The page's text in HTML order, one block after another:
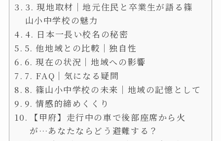
3. 現地取材｜地元住民と卒業生が語る篠
山小中学校の魅力
4. 日本一長い校名の秘密
5. 他地域との比較｜独自性
6. 現在の状況｜地域への影響
7. FAQ｜気になる疑問
8. 篠山小中学校の未来｜地域の記憶として
9. 情感的締めくくり
【甲府】走行中の車で後部座席から火
が…あなたならどう避難する？